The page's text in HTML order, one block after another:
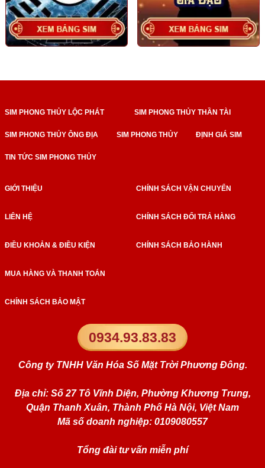
SIM PHONG THỦY LỘC PHÁT SIM PHONG THỦY THẦN TÀI
SIM PHONG THỦY ÔNG ĐỊA SIM PHONG THỦY ĐỊNH GIÁ SIM
TIN TỨC SIM PHONG THỦY
0934.93.83.83
Công ty TNHH Văn Hóa Số Mặt Trời Phương Đông.
Địa chỉ: Số 27 Tô Vĩnh Diện, Phường Khương Trung,
Quận Thanh Xuân, Thành Phố Hà Nội, Việt Nam
Mã số doanh nghiệp: 0109080557
Tổng đài tư vấn miễn phí
GIỚI THIỆU
LIÊN HỆ
ĐIỀU KHOẢN & ĐIỀU KIỆN
MUA HÀNG VÀ THANH TOÁN
CHÍNH SÁCH BẢO MẬT
CHÍNH SÁCH VẬN CHUYỂN
CHÍNH SÁCH ĐỔI TRẢ HÀNG
CHÍNH SÁCH BẢO HÀNH